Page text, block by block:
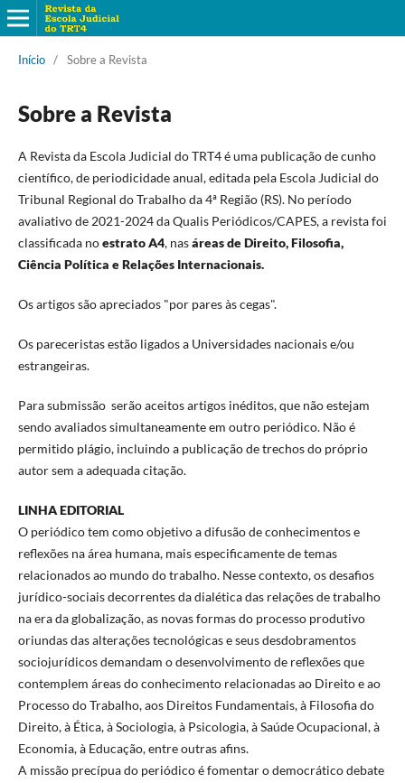
Início / Sobre a Revista
Sobre a Revista
A Revista da Escola Judicial do TRT4 é uma publicação de cunho
científico, de periodicidade anual, editada pela Escola Judicial do
Tribunal Regional do Trabalho da 4ª Região (RS). No período
avaliativo de 2021-2024 da Qualis Periódicos/CAPES, a revista foi
classificada noestrato A4, nasáreas de Direito, Filosofia,
Ciência Política e Relações Internacionais.
Os artigos são apreciados "por pares às cegas".
Os pareceristas estão ligados a Universidades nacionais e/ou
estrangeiras.
Para submissão serão aceitos artigos inéditos, que não estejam
sendo avaliados simultaneamente em outro periódico. Não é
permitido plágio, incluindo a publicação de trechos do próprio
autor sem a adequada citação.
LINHA EDITORIAL
O periódico tem como objetivo a difusão de conhecimentos e
reflexões na área humana, mais especificamente de temas
relacionados ao mundo do trabalho. Nesse contexto, os desafios
jurídico-sociais decorrentes da dialética das relações de trabalho
na era da globalização, as novas formas do processo produtivo
oriundas das alterações tecnológicas e seus desdobramentos
sociojurídicos demandam o desenvolvimento de reflexões que
contemplem áreas do conhecimento relacionadas ao Direito e ao
Processo do Trabalho, aos Direitos Fundamentais, à Filosofia do
Direito, à Ética, à Sociologia, à Psicologia, à Saúde Ocupacional, à
Economia, à Educação, entre outras afins.
A missão precípua do periódico é fomentar o democrático debate